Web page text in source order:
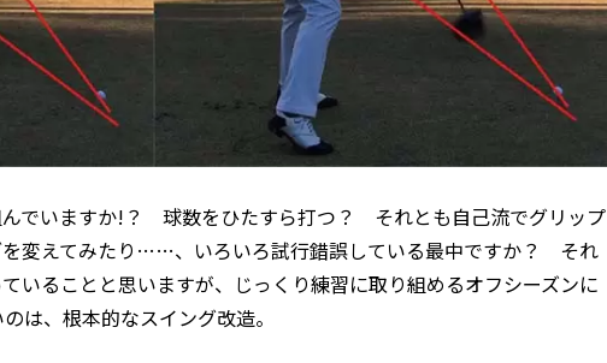
んでいますか!？ 球数をひたすら打つ？ それとも自己流でグリップ
を変えてみたり……、いろいろ試行錯誤している最中ですか？ それ
いることと思いますが、じっくり練習に取り組めるオフシーズンに
は、根本的なスイング改造。